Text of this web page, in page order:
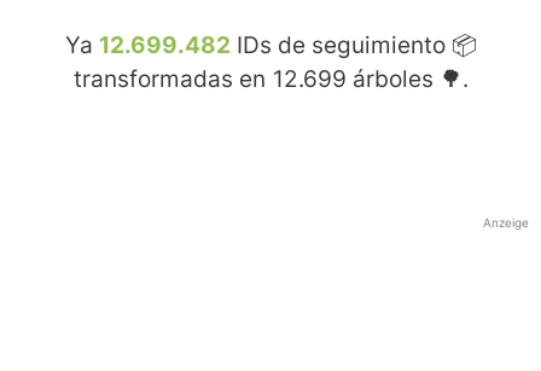
Ya 12.699.482 IDs de seguimiento 📦
transformadas en 12.699 árboles 🌳.
Anzeige